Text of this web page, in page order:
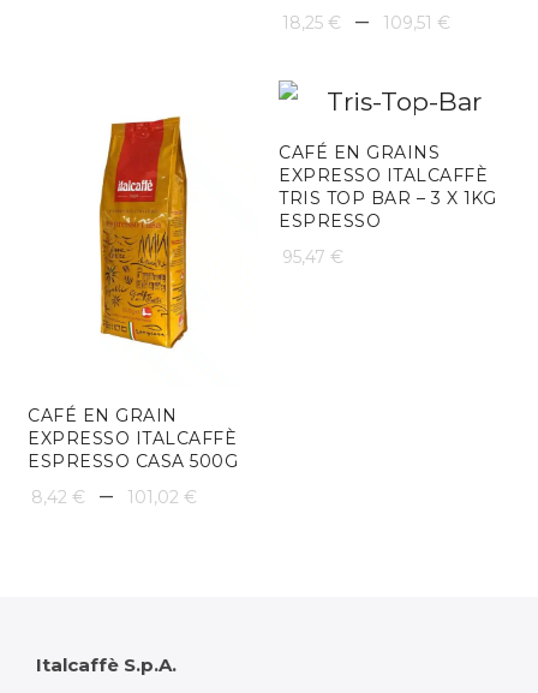
18,25 € – 109,51 €
prix :
à
CAFÉ EN GRAIN
EXPRESSO ITALCAFFÈ
ESPRESSO CASA 500G
8,42 € – 101,02 €
CAFÉ EN GRAINS
EXPRESSO ITALCAFFÈ
TRIS TOP BAR – 3 X 1KG
ESPRESSO
95,47 €
Italcaffè S.p.A.